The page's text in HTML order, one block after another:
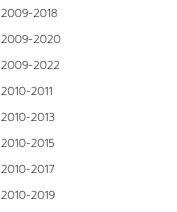
2009-2018
2009-2020
2009-2022
2010-2011
2010-2013
2010-2015
2010-2017
2010-2019